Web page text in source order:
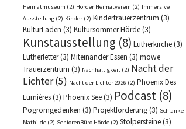
Heimatmuseum (2) Hörder Heimatverein (2) Immersive
Ausstellung (2) Kinder (2) Kindertrauerzentrum (3)
KulturLaden (3) Kultursommer Hörde(3)
Kunstausstellung (8) Lutherkirche(3)
Lutherletter(3) Miteinander Essen (3) möwe
Trauerzentrum (3) Nachhaltigkeit (2) Nacht der
Lichter(5) Nacht der Lichter 2026 (2) Phoenix Des
Lumières(3) Phoenix See(3) Podcast (8)
Pogromgedenken (3) Projektförderung(3) Schlanke
Mathilde (2) SeniorenBüro Hörde (2) Stolpersteine(3)